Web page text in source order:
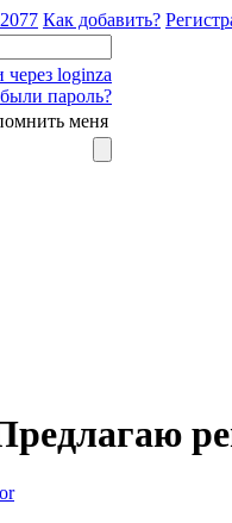
Как добавить?
пароль?
меня